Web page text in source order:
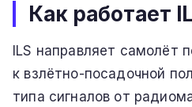
Как работает
ILS направляет самолёт
к взлётно-посадочной
типа сигналов от